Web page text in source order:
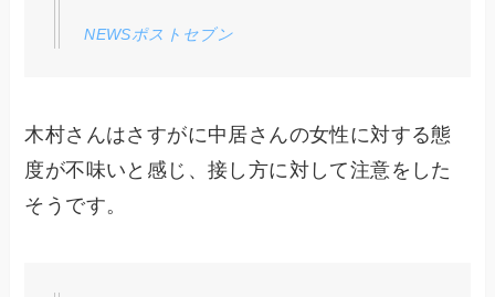
NEWSポストセブン
木村さんはさすがに中居さんの女性に対する態
度が不味いと感じ、接し方に対して注意をした
そうです。